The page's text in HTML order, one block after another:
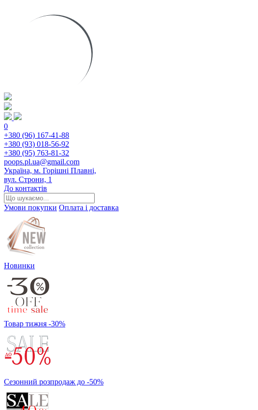
0
+380 (96) 167-41-88
+380 (93) 018-56-92
+380 (95) 763-81-32
poops.pl.ua@gmail.com
Україна, м. Горішні Плавні,
вул. Строни, 1
До контактів
Умови покупки Оплата і доставка
Новинки
Товар тижня -30%
Сезонний розпродаж до -50%